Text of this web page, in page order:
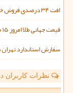
افت ۳۴ درصدی فروش خودروسازان ۱۵۵ هزار خودرو در چهار ماه به فروش رسید
قیمت جهانی طلا امروز ۱۵ مرداد هر اونس به ۴۲۶۵ دلار و ۲۲ سنت رسید
سفارش استاندارد تهران
نظرات کاربران